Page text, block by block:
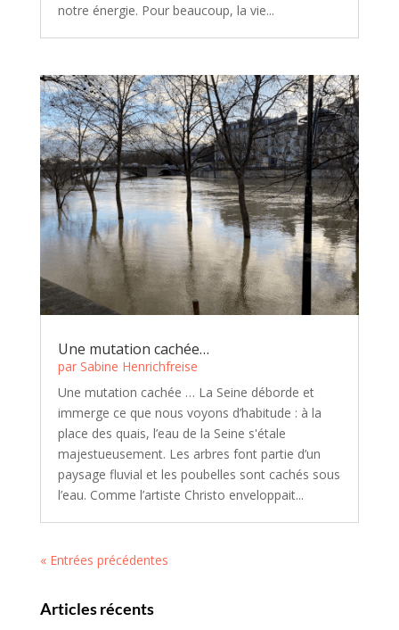
notre énergie. Pour beaucoup, la vie...
Une mutation cachée…
par Sabine Henrichfreise
Une mutation cachée … La Seine déborde et
immerge ce que nous voyons d’habitude : à la
place des quais, l’eau de la Seine s'étale
majestueusement. Les arbres font partie d’un
paysage fluvial et les poubelles sont cachés sous
l’eau. Comme l’artiste Christo enveloppait...
« Entrées précédentes
Articles récents